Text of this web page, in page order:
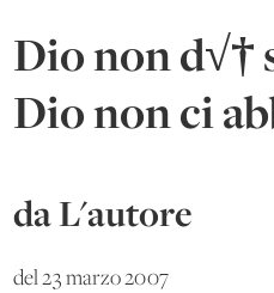
Dio non d√†
Dio non ci
da L'autore
del 23 marzo 2007